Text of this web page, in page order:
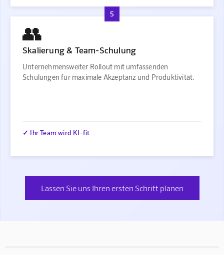
5
👥
Skalierung & Team-Schulung
Unternehmensweiter Rollout mit umfassenden
Schulungen für maximale Akzeptanz und Produktivität.
✓ Ihr Team wird KI-fit
Lassen Sie uns Ihren ersten Schritt planen